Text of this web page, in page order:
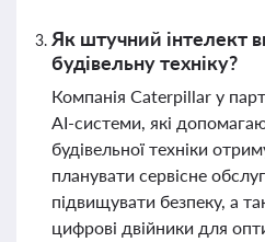
Як штучний інтелект
будівельну техніку?
Компанія Caterpillar у
AI-системи, які
будівельної техніки
планувати сервісне
підвищувати безпеку, а
цифрові двійники для